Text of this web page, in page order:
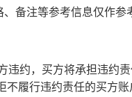
备注等参考信息仅作
违约，买方将承担违约
不履行违约责任的买方